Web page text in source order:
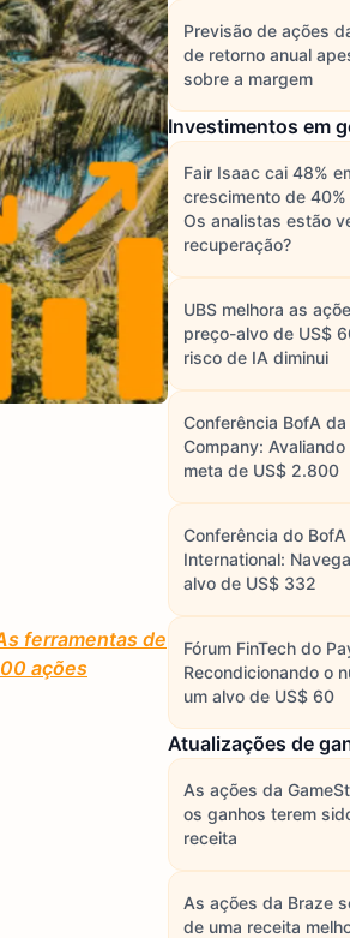
ferramentas de
ações
Previsão de ações
de retorno anual
sobre a margem
Investimentos em
Fair Isaac cai 48%
crescimento de
Os analistas estão
recuperação?
UBS melhora as
preço-alvo de US$
risco de IA diminui
Conferência BofA da
Company:
meta de US$ 2.800
Conferência do
International:
alvo de US$ 332
Fórum FinTech do
Recondicionando o
um alvo de US$ 60
Atualizações de
As ações da
os ganhos terem
receita
As ações da Braze
de uma receita